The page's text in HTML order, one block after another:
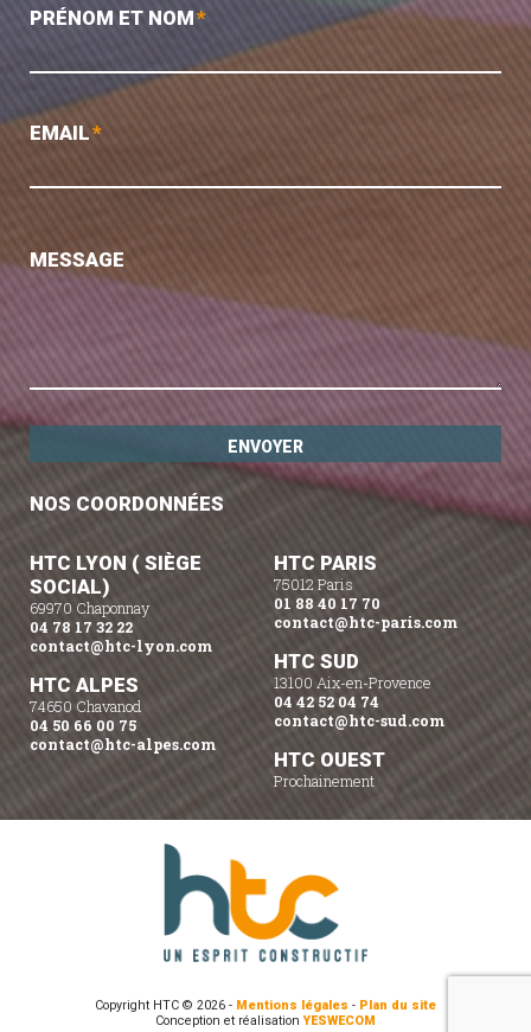
PRÉNOM ET NOM*
EMAIL*
MESSAGE
NOS COORDONNÉES
HTC LYON ( SIÈGE
SOCIAL)
69970 Chaponnay
04 78 17 32 22
contact@htc-lyon.com
HTC ALPES
74650 Chavanod
04 50 66 00 75
contact@htc-alpes.com
HTC PARIS
75012 Paris
01 88 40 17 70
contact@htc-paris.com
HTC SUD
13100 Aix-en-Provence
04 42 52 04 74
contact@htc-sud.com
HTC OUEST
Prochainement
Copyright HTC © 2026 - Mentions légales - Plan du site
Conception et réalisationYESWECOM